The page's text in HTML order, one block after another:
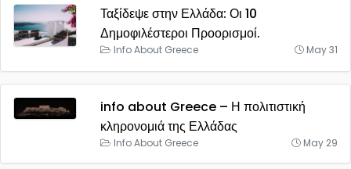
Ταξίδεψε στην Ελλάδα: Οι 10
Δημοφιλέστεροι Προορισμοί.
Info About Greece May 31
info about Greece – Η πολιτιστική
κληρονομιά της Ελλάδας
Info About Greece May 29